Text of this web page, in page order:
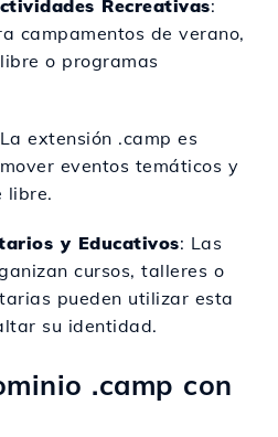
Recreativas:
campamentos de verano,
o programas
extensión .camp es
eventos temáticos y
libre.
y Educativos: Las
cursos, talleres o
pueden utilizar esta
su identidad.
.camp con